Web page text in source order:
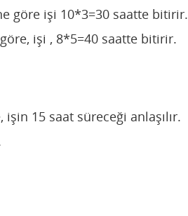
göre işi 10*3=30 saatte bitirir.
işi , 8*5=40 saatte bitirir.
15 saat süreceği anlaşılır.